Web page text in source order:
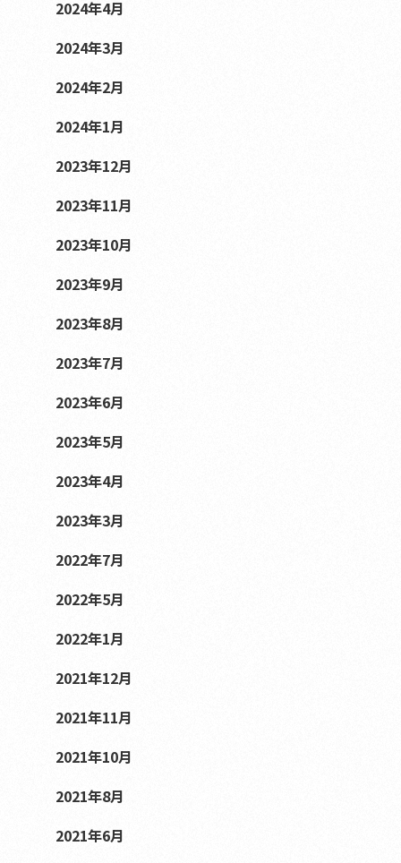
2024年4月
2024年3月
2024年2月
2024年1月
2023年12月
2023年11月
2023年10月
2023年9月
2023年8月
2023年7月
2023年6月
2023年5月
2023年4月
2023年3月
2022年7月
2022年5月
2022年1月
2021年12月
2021年11月
2021年10月
2021年8月
2021年6月